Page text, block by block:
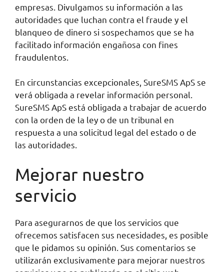
empresas. Divulgamos su información a las
autoridades que luchan contra el fraude y el
blanqueo de dinero si sospechamos que se ha
facilitado información engañosa con fines
fraudulentos.
En circunstancias excepcionales, SureSMS ApS se
verá obligada a revelar información personal.
SureSMS ApS está obligada a trabajar de acuerdo
con la orden de la ley o de un tribunal en
respuesta a una solicitud legal del estado o de
las autoridades.
Mejorar nuestro
servicio
Para asegurarnos de que los servicios que
ofrecemos satisfacen sus necesidades, es posible
que le pidamos su opinión. Sus comentarios se
utilizarán exclusivamente para mejorar nuestros